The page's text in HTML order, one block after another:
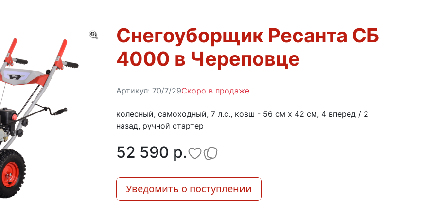
Снегоуборщик Ресанта СБ
4000 в Череповце
Артикул: 70/7/29Скоро в продаже
колесный, самоходный, 7 л.с., ковш - 56 см x 42 см, 4 вперед / 2
назад, ручной стартер
52 590 p.
Уведомить о поступлении